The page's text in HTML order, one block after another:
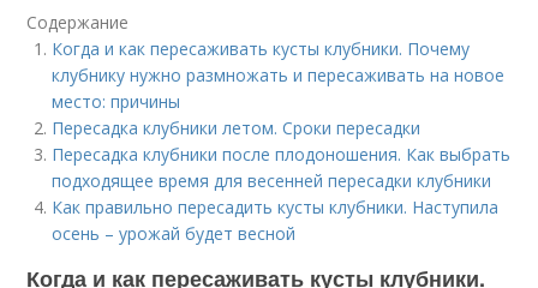
Содержание
Когда и как пересаживать кусты клубники. Почему
клубнику нужно размножать и пересаживать на новое
место: причины
Пересадка клубники летом. Сроки пересадки
Пересадка клубники после плодоношения. Как выбрать
подходящее время для весенней пересадки клубники
Как правильно пересадить кусты клубники. Наступила
осень – урожай будет весной
Когда и как пересаживать кусты клубники.